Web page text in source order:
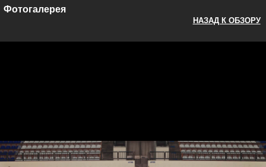
Фотогалерея
НАЗАД К ОБЗОРУ